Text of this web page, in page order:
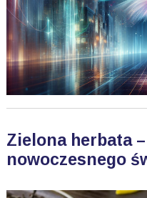
Zielona herbata
nowoczesnego